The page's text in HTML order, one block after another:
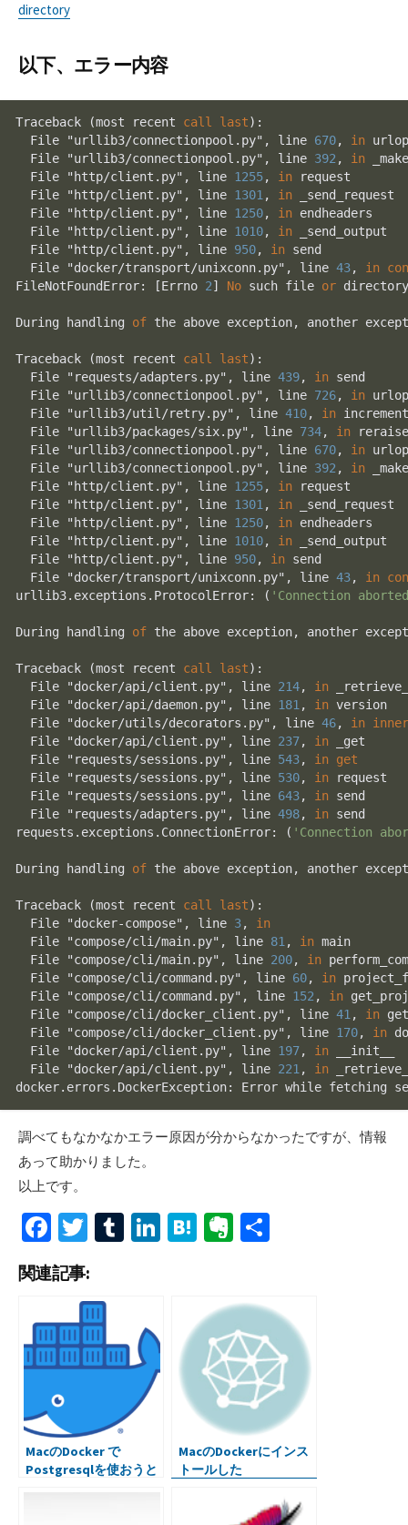
directory
以下、エラー内容
Traceback (most recent call last):
  File "urllib3/connectionpool.py", line
670, in
  File "urllib3/connectionpool.py", line
392, in
  File "http/client.py", line
1255, in request
  File "http/client.py", line
1301, in _send_request
  File "http/client.py", line
1250, in endheaders
  File "http/client.py", line
1010, in _send_output
  File "http/client.py", line
950, in send
  File "docker/transport/unixconn.py", line
43, in
FileNotFoundError: [Errno 2] No such file or
During handling of the above exception, another
Traceback (most recent call last):
  File "requests/adapters.py", line
439, in send
  File "urllib3/connectionpool.py", line
726, in
  File "urllib3/util/retry.py", line
410, in
  File "urllib3/packages/six.py", line
734, in
  File "urllib3/connectionpool.py", line
670, in
  File "urllib3/connectionpool.py", line
392, in
  File "http/client.py", line
1255, in request
  File "http/client.py", line
1301, in _send_request
  File "http/client.py", line
1250, in endheaders
  File "http/client.py", line
1010, in _send_output
  File "http/client.py", line
950, in send
  File "docker/transport/unixconn.py", line
43, in
urllib3.exceptions.ProtocolError: ( 'Connection
During handling of the above exception, another
Traceback (most recent call last):
  File "docker/api/client.py", line
214, in
  File "docker/api/daemon.py", line
181, in version
  File "docker/utils/decorators.py", line
46, in
  File "docker/api/client.py", line
237, in _get
  File "requests/sessions.py", line
543, in get
  File "requests/sessions.py", line
530, in request
  File "requests/sessions.py", line
643, in send
  File "requests/adapters.py", line
498, in send
requests.exceptions.ConnectionError: ( 'Connection
During handling of the above exception, another
Traceback (most recent call last):
  File "docker-compose", line
3, in
  File "compose/cli/main.py", line
81, in main
  File "compose/cli/main.py", line
200, in
  File "compose/cli/command.py", line
60, in
  File "compose/cli/command.py", line
152, in
  File "compose/cli/docker_client.py", line
41, in
  File "compose/cli/docker_client.py", line
170, in
  File "docker/api/client.py", line
197, in __init__
  File "docker/api/client.py", line
221, in
docker.errors.DockerException: Error while fetching
調べてもなかなかエラー原因が分からなかったですが、情報
あって助かりました。
以上です。
Fa
ce
b
o
o
k
T
tt
er
T
r
Li H
n
a
Ev
ot
e
関連記事:
MacのDocker で
Postgresqlを使おうと
MacのDockerにインス
トールした
psycopg2とPythonか